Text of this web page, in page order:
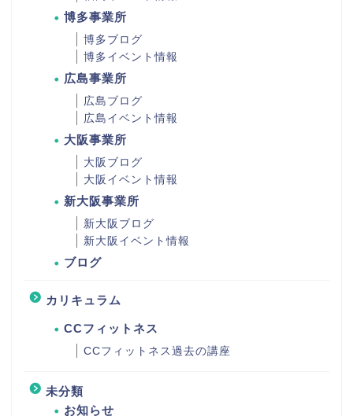
博多事業所
博多ブログ
博多イベント情報
広島事業所
広島ブログ
広島イベント情報
大阪事業所
大阪ブログ
大阪イベント情報
新大阪事業所
新大阪ブログ
新大阪イベント情報
ブログ
カリキュラム
CCフィットネス
CCフィットネス過去の講座
未分類
お知らせ